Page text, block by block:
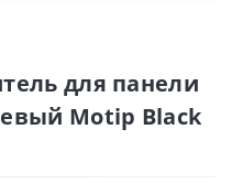
для панели
Motip Black